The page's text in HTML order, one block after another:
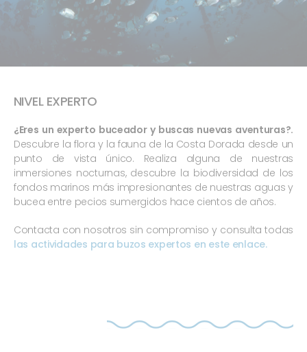
NIVEL EXPERTO
¿Eres un experto buceador y buscas nuevas aventuras?.
Descubre la flora y la fauna de la Costa Dorada desde un
punto de vista único. Realiza alguna de nuestras
inmersiones nocturnas, descubre la biodiversidad de los
fondos marinos más impresionantes de nuestras aguas y
bucea entre pecios sumergidos hace cientos de años.
Contacta con nosotros sin compromiso y consulta todas
las actividades para buzos expertos en este enlace.